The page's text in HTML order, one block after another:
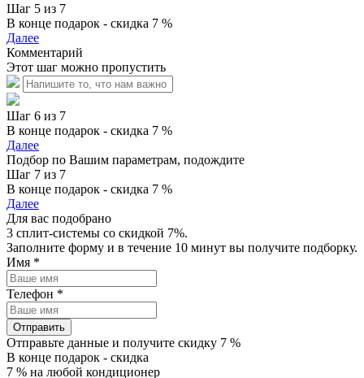
Шаг 5 из 7
В конце подарок - скидка 7 %
Далее
Комментарий
Этот шаг можно пропустить
Шаг 6 из 7
В конце подарок - скидка 7 %
Далее
Подбор по Вашим параметрам, подождите
Шаг 7 из 7
В конце подарок - скидка 7 %
Далее
Для вас подобрано
3 сплит-системы со скидкой 7%.
Заполните форму и в течение 10 минут вы получите подборку.
Имя *
Телефон *
Отправить
Отправьте данные и получите скидку 7 %
В конце подарок - скидка
7 % на любой кондиционер